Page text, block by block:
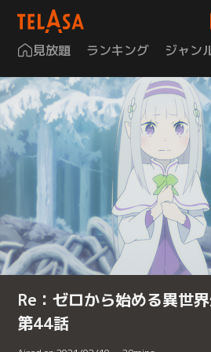
見放題 ランキング ジャン
Re：ゼロから始める異世
第44話